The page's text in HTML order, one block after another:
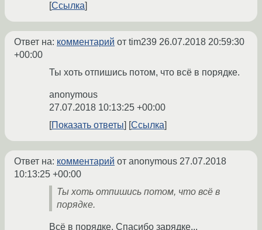
Ссылка
Ответ на: комментарий от tim239 26.07.2018 20:59:30
+00:00
Ты хоть отпишись потом, что всё в порядке.
anonymous
27.07.2018 10:13:25 +00:00
Показать ответы
Ссылка
Ответ на: комментарий от anonymous 27.07.2018
10:13:25 +00:00
Ты хоть отпишись потом, что всё в
порядке.
Всё в порядке. Спасибо зарядке...